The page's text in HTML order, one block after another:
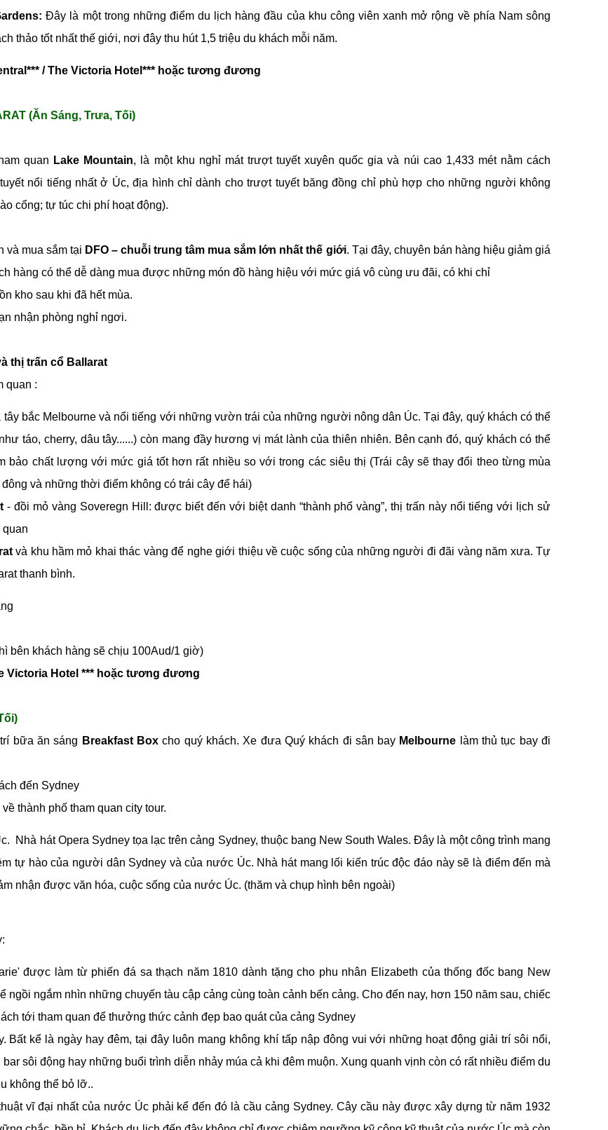
Đây là một trong những điểm du lịch hàng đầu của khu công viên xanh mở rộng về phía Nam sông
thảo tốt nhất thế giới, nơi đây thu hút 1,5 triệu du khách mỗi năm.
/ The Victoria Hotel*** hoặc tương đương
(Ăn Sáng, Trưa, Tối)
quan Lake Mountain, là một khu nghỉ mát trượt tuyết xuyên quốc gia và núi cao 1,433 mét nằm cách
nổi tiếng nhất ở Úc, địa hình chỉ dành cho trượt tuyết băng đồng chỉ phù hợp cho những người không
cổng; tự túc chi phí hoạt động).
và mua sắm tại DFO – chuỗi trung tâm mua sắm lớn nhất thế giới. Tại đây, chuyên bán hàng hiệu giảm giá
hàng có thể dễ dàng mua được những món đồ hàng hiệu với mức giá vô cùng ưu đãi, có khi chỉ
kho sau khi đã hết mùa.
nhận phòng nghỉ ngơi.
thị trấn cổ Ballarat
quan :
bắc Melbourne và nổi tiếng với những vườn trái của những người nông dân Úc. Tại đây, quý khách có thể
táo, cherry, dâu tây......) còn mang đầy hương vị mát lành của thiên nhiên. Bên cạnh đó, quý khách có thể
bảo chất lượng với mức giá tốt hơn rất nhiều so với trong các siêu thị (Trái cây sẽ thay đổi theo từng mùa
và những thời điểm không có trái cây để hái)
- đồi mỏ vàng Soveregn Hill: được biết đến với biệt danh “thành phố vàng”, thị trấn này nổi tiếng với lịch sử
và khu hầm mỏ khai thác vàng để nghe giới thiệu về cuộc sống của những người đi đãi vàng năm xưa. Tự
thanh bình.
bên khách hàng sẽ chịu 100Aud/1 giờ)
Victoria Hotel *** hoặc tương đương
bữa ăn sáng Breakfast Boxcho quý khách. Xe đưa Quý khách đi sân bay Melbourne làm thủ tục bay đi
đến Sydney
thành phố tham quan city tour.
Nhà hát Opera Sydney tọa lạc trên cảng Sydney, thuộc bang New South Wales. Đây là một công trình mang
tự hào của người dân Sydney và của nước Úc. Nhà hát mang lối kiến trúc độc đáo này sẽ là điểm đến mà
nhận được văn hóa, cuộc sống của nước Úc. (thăm và chụp hình bên ngoài)
được làm từ phiến đá sa thạch năm 1810 dành tặng cho phu nhân Elizabeth của thống đốc bang New
ngồi ngắm nhìn những chuyến tàu cập cảng cùng toàn cảnh bến cảng. Cho đến nay, hơn 150 năm sau, chiếc
tới tham quan để thưởng thức cảnh đẹp bao quát của cảng Sydney
Bất kể là ngày hay đêm, tại đây luôn mang không khí tấp nập đông vui với những hoạt động giải trí sôi nổi,
sôi động hay những buổi trình diễn nhảy múa cả khi đêm muộn. Xung quanh vịnh còn có rất nhiều điểm du
không thể bỏ lỡ..
vĩ đại nhất của nước Úc phải kể đến đó là cầu cảng Sydney. Cây cầu này được xây dựng từ năm 1932